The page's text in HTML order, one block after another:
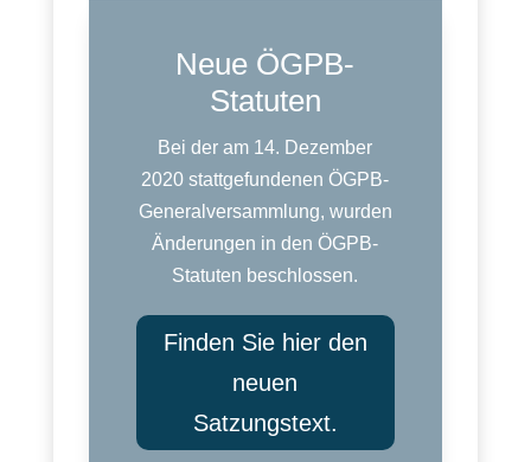
Neue ÖGPB-
Statuten
Bei der am 14. Dezember
2020 stattgefundenen ÖGPB-
Generalversammlung, wurden
Änderungen in den ÖGPB-
Statuten beschlossen.
Finden Sie hier den
neuen
Satzungstext.